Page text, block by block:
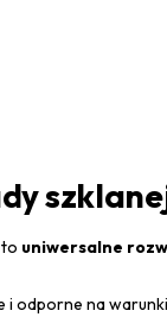
uniwersalne
i odporne na